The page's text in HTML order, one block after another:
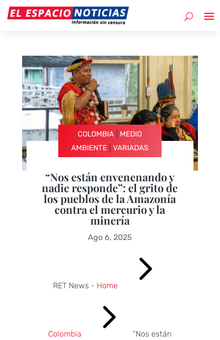
COLOMBIA
MEDIO
AMBIENTE |VARIADAS
“Nos están envenenando y
nadie responde”: el grito de
los pueblos de la Amazonía
contra el mercurio y la
minería
Ago 6, 2025
RET News - Home 5
Colombia 5
“Nos están